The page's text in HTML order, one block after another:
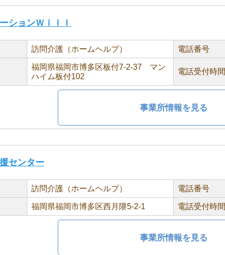
ションＷｉｌｌ
訪問介護（ホームヘルプ） 電話番号
福岡県福岡市博多区板付7-2-37 マン
ハイム板付102
電話受付時間
事業所情報を見る
センター
訪問介護（ホームヘルプ） 電話番号
福岡県福岡市博多区西月隈5-2-1 電話受付時間
事業所情報を見る